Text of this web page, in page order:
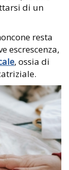
di un
resta
escrescenza,
, ossia di